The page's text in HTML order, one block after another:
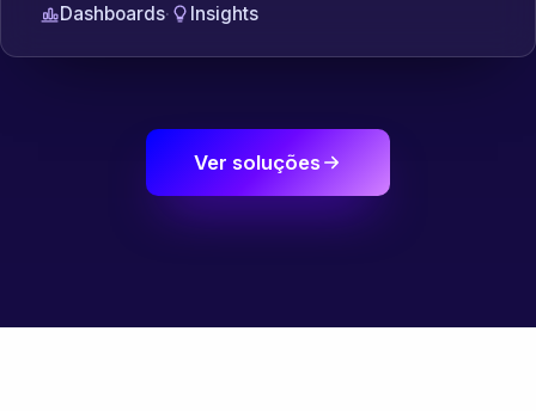
Dashboards· Insights
Ver soluções